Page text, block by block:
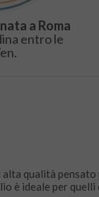
a Roma
entro le
qualità
è ideale per